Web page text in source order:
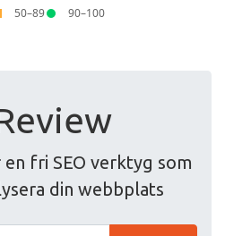
fri SEO verktyg som
din webbplats